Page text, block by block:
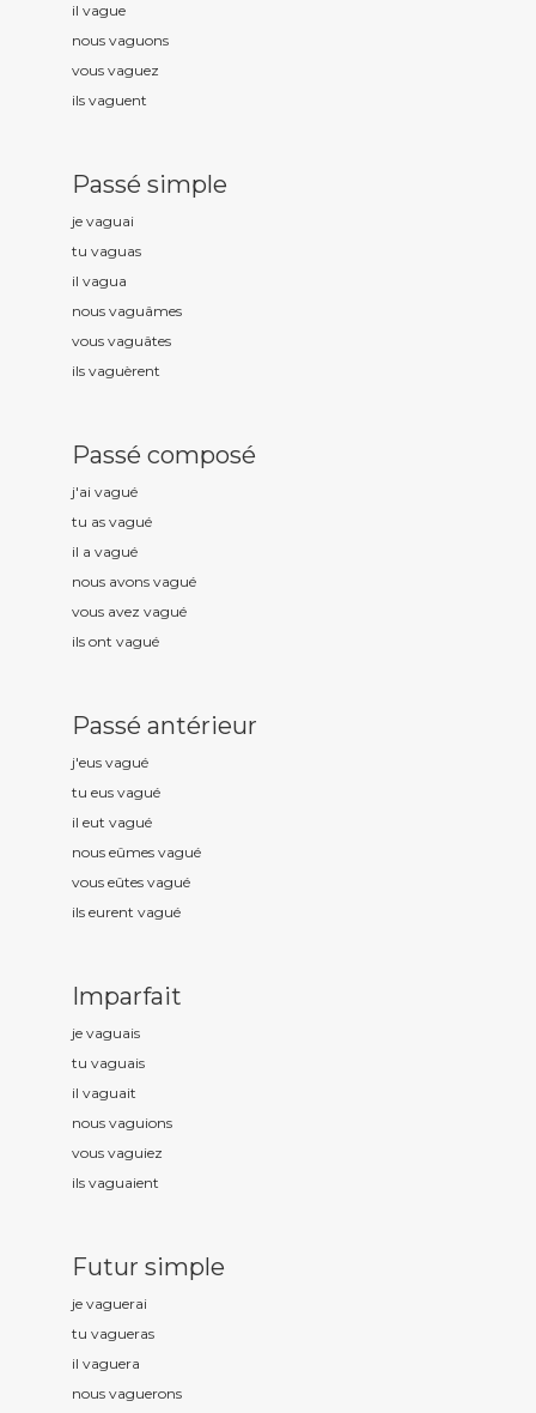
il vague
nous vaguons
vous vaguez
ils vaguent
Passé simple
je vaguai
tu vaguas
il vagua
nous vaguâmes
vous vaguâtes
ils vaguèrent
Passé composé
j'ai vagué
tu as vagué
il a vagué
nous avons vagué
vous avez vagué
ils ont vagué
Passé antérieur
j'eus vagué
tu eus vagué
il eut vagué
nous eûmes vagué
vous eûtes vagué
ils eurent vagué
Imparfait
je vaguais
tu vaguais
il vaguait
nous vaguions
vous vaguiez
ils vaguaient
Futur simple
je vaguerai
tu vagueras
il vaguera
nous vaguerons